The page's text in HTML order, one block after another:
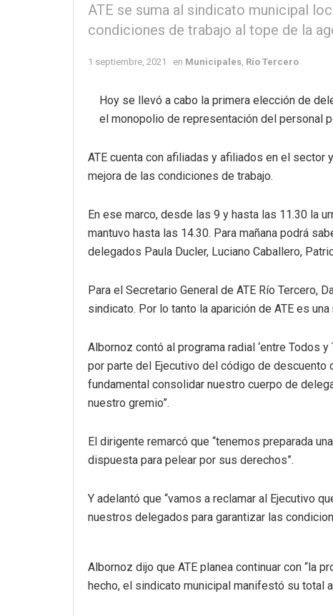
ATE se suma al sindicato municipal
condiciones de trabajo al tope de la
1 septiembre, 2021 en Municipales Río Tercero
Hoy se llevó a cabo la primera elección de
el monopolio de representación del personal
ATE cuenta con afiliadas y afiliados en el sector
mejora de las condiciones de trabajo.
En ese marco, desde las 9 y hasta las 11.30 la
mantuvo hasta las 14.30. Para mañana podrá
delegados Paula Ducler, Luciano Caballero,
Para el Secretario General de ATE Río Tercero,
sindicato. Por lo tanto la aparición de ATE es
Albornoz contó al programa radial ‘entre Todos
por parte del Ejecutivo del código de descuento
fundamental consolidar nuestro cuerpo de
nuestro gremio”.
El dirigente remarcó que “tenemos preparada
dispuesta para pelear por sus derechos”.
Y adelantó que “vamos a reclamar al Ejecutivo
nuestros delegados para garantizar las
Albornoz dijo que ATE planea continuar con “la
hecho, el sindicato municipal manifestó su total